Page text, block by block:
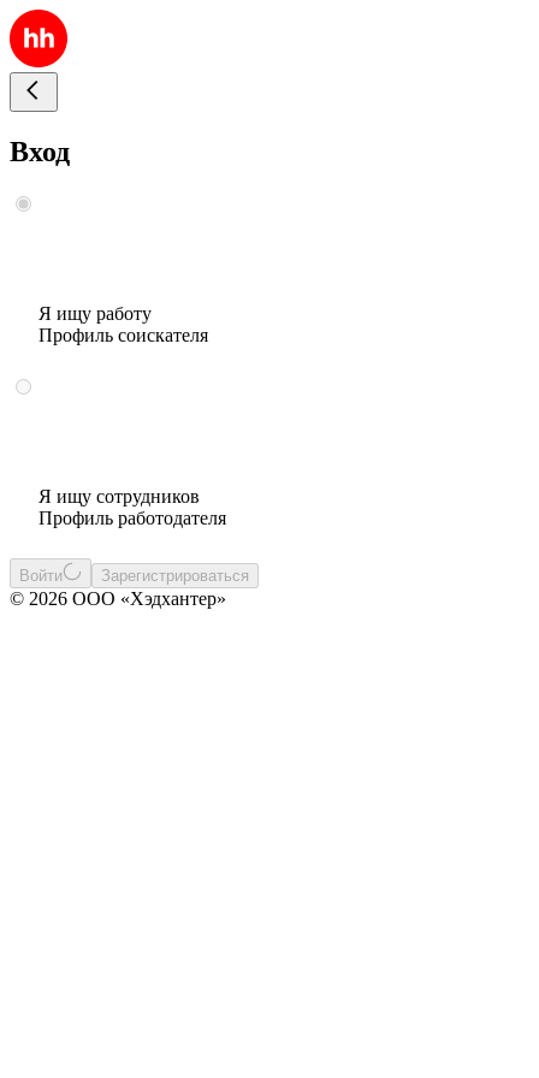
Вход
Я ищу работу
Профиль соискателя
Я ищу сотрудников
Профиль работодателя
Войти Зарегистрироваться
© 2026 ООО «Хэдхантер»